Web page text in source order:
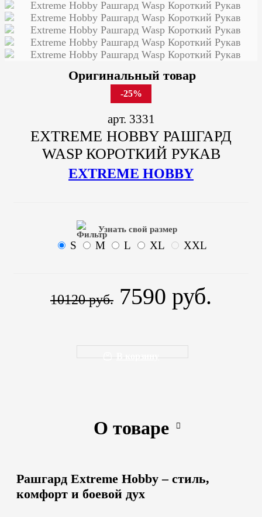
-25%
арт. 3331
EXTREME HOBBY РАШГАРД
WASP КОРОТКИЙ РУКАВ
EXTREME HOBBY
Оригинальный товар
Узнать свой размер
S M L XL XXL
10120 руб. 7590 руб.
В корзину
О товаре
Рашгард Extreme Hobby – стиль,
комфорт и боевой дух